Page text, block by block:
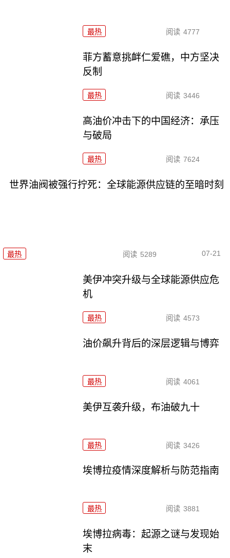
最热 阅读 4777
菲方蓄意挑衅仁爱礁，中方坚决
反制
最热 阅读 3446
高油价冲击下的中国经济：承压
与破局
最热 阅读 7624
世界油阀被强行拧死：全球能源供应链的至暗时刻
最热 阅读 5289 07-21
美伊冲突升级与全球能源供应危
机
最热 阅读 4573
油价飙升背后的深层逻辑与博弈
最热 阅读 4061
美伊互袭升级，布油破九十
最热 阅读 3426
埃博拉疫情深度解析与防范指南
最热 阅读 3881
埃博拉病毒：起源之谜与发现始
末